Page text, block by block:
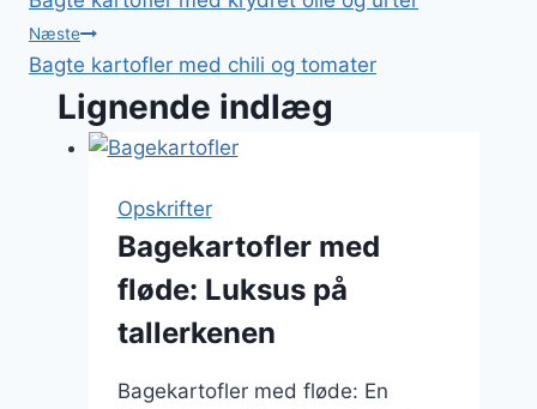
Næste
Bagte kartofler med chili og tomater
Lignende indlæg
Opskrifter
Bagekartofler med
fløde: Luksus på
tallerkenen
Bagekartofler med fløde: En